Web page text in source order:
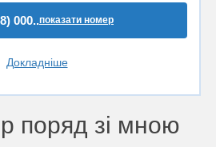
000..показати номер
Докладніше
поряд зі мною